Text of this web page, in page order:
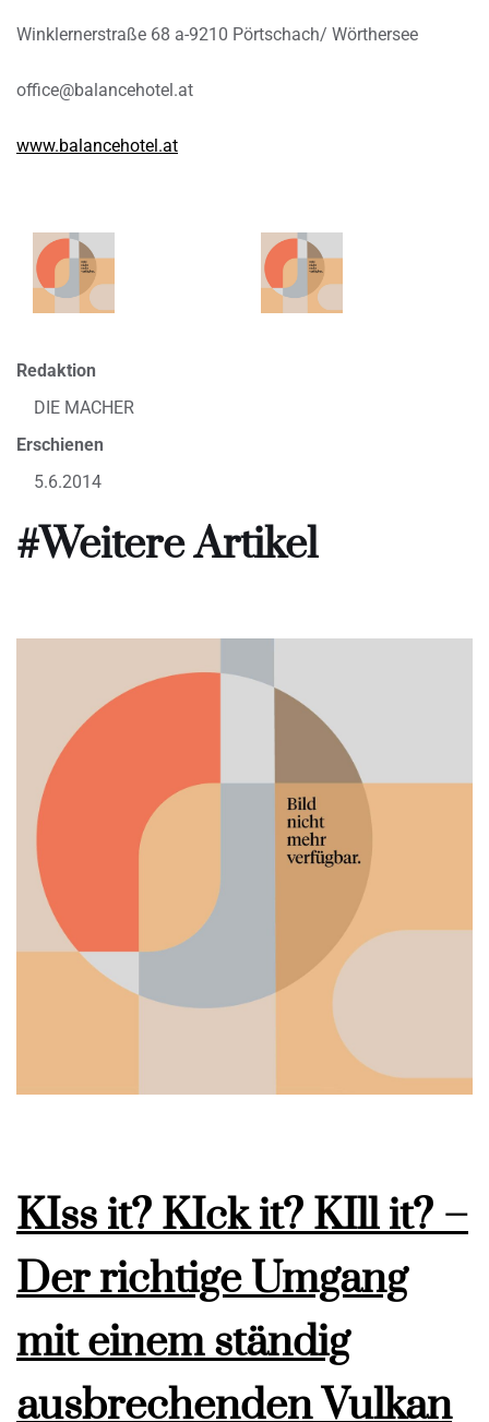
Winklernerstraße 68 a-9210 Pörtschach/ Wörthersee
office@balancehotel.at
www.balancehotel.at
Redaktion
DIE MACHER
Erschienen
5.6.2014
#Weitere Artikel
KIss it? KIck it? KIll it? –
Der richtige Umgang
mit einem ständig
ausbrechenden Vulkan